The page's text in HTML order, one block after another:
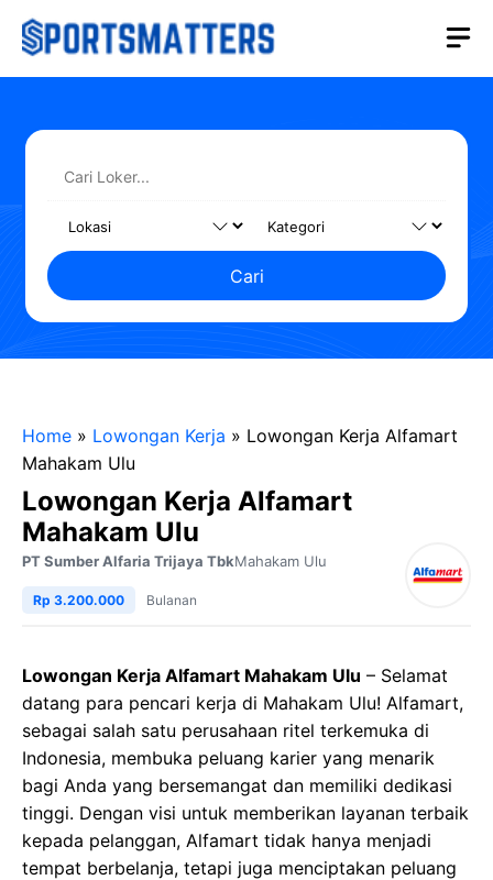
Langsung
Cari
Home » Lowongan Kerja » Lowongan Kerja Alfamart
Mahakam Ulu
Lowongan Kerja Alfamart
Mahakam Ulu
PT Sumber Alfaria Trijaya TbkMahakam Ulu
Rp 3.200.000 Bulanan
Lowongan Kerja Alfamart Mahakam Ulu – Selamat
datang para pencari kerja di Mahakam Ulu! Alfamart,
sebagai salah satu perusahaan ritel terkemuka di
Indonesia, membuka peluang karier yang menarik
bagi Anda yang bersemangat dan memiliki dedikasi
tinggi. Dengan visi untuk memberikan layanan terbaik
kepada pelanggan, Alfamart tidak hanya menjadi
tempat berbelanja, tetapi juga menciptakan peluang